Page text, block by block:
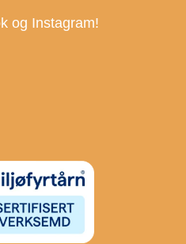
og Instagram!